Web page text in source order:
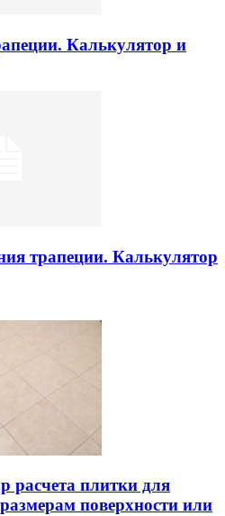
Калькулятор и
трапеции. Калькулятор
расчета плитки для
поверхности или